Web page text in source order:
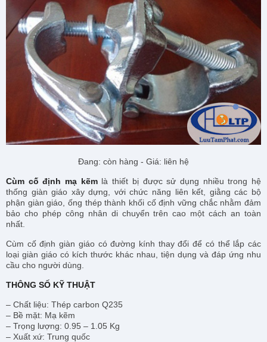
Đang: còn hàng - Giá: liên hệ
Cùm cố định mạ kẽmlà thiết bị được sử dụng nhiều trong hệ
thống giàn giáo xây dựng, với chức năng liên kết, giằng các bộ
phận giàn giáo, ống thép thành khối cố định vững chắc nhằm đảm
bảo cho phép công nhân di chuyển trên cao một cách an toàn
nhất.
Cùm cố định giàn giáo có đường kính thay đổi để có thể lắp các
loại giàn giáo có kích thước khác nhau, tiện dụng và đáp ứng nhu
cầu cho người dùng.
THÔNG SỐ KỸ THUẬT
– Chất liệu: Thép carbon Q235
– Bề mặt: Mạ kẽm
– Trọng lượng: 0.95 – 1.05 Kg
– Xuất xứ: Trung quốc